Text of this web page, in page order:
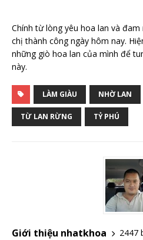
Chính từ lòng yêu hoa lan và
chị thành công ngày hôm nay.
những giò hoa lan của mình để
này.
LÀM GIÀU NHỜ LAN
TỪ LAN RỪNG TỶ PHÚ
Giới thiệu nhatkhoa
2447